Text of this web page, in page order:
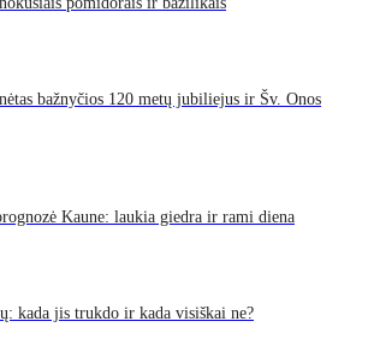
bažnyčios 120 metų jubiliejus ir Šv. Onos
Kaune: laukia giedra ir rami diena
kada jis trukdo ir kada visiškai ne?